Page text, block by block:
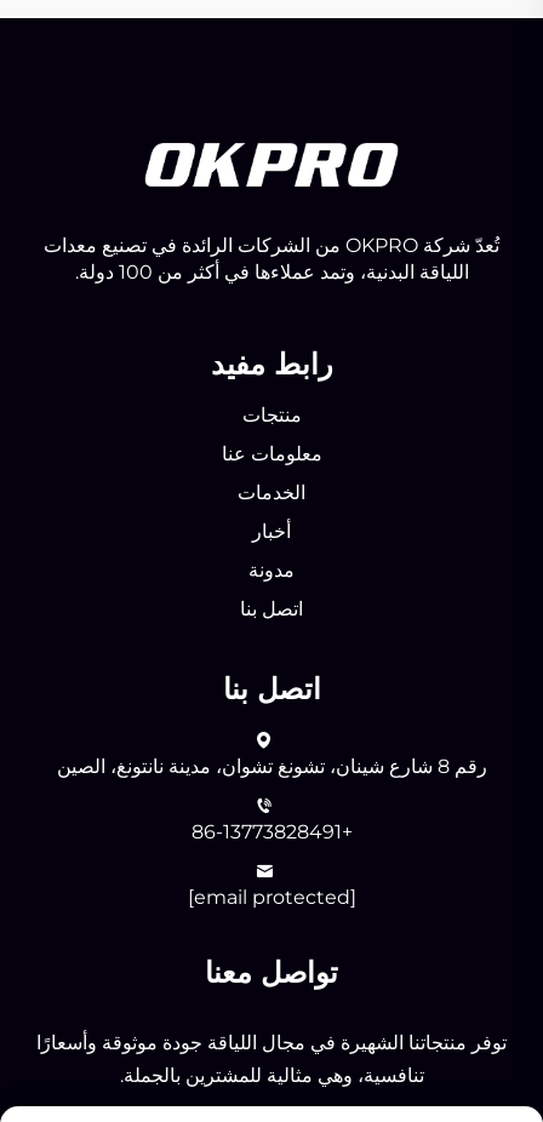
تُعدّ شركة OKPRO من الشركات الرائدة في تصنيع معدات
اللياقة البدنية، وتمد عملاءها في أكثر من 100 دولة.
رابط مفيد
منتجات
معلومات عنا
الخدمات
أخبار
مدونة
اتصل بنا
اتصل بنا
رقم 8 شارع شينان، تشونغ تشوان، مدينة نانتونغ، الصين
+86-13773828491
[email protected]
تواصل معنا
توفر منتجاتنا الشهيرة في مجال اللياقة جودة موثوقة وأسعارًا
تنافسية، وهي مثالية للمشترين بالجملة.